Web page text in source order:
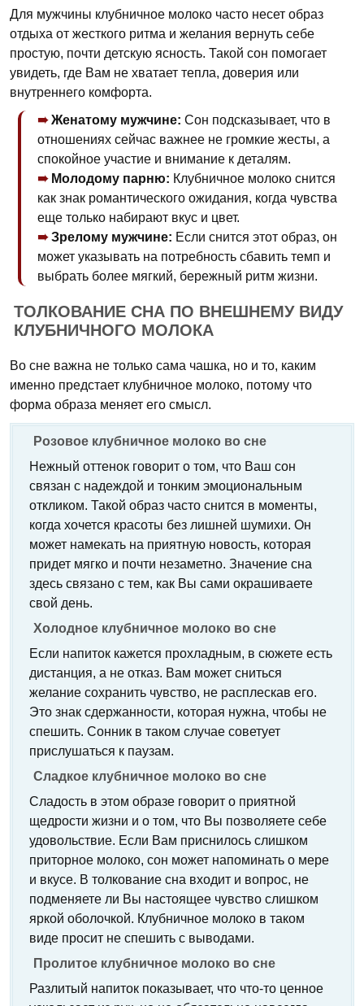
Для мужчины клубничное молоко часто несет образ
отдыха от жесткого ритма и желания вернуть себе
простую, почти детскую ясность. Такой сон помогает
увидеть, где Вам не хватает тепла, доверия или
внутреннего комфорта.
Женатому мужчине: Сон подсказывает, что в
отношениях сейчас важнее не громкие жесты, а
спокойное участие и внимание к деталям.
Молодому парню: Клубничное молоко снится
как знак романтического ожидания, когда чувства
еще только набирают вкус и цвет.
Зрелому мужчине: Если снится этот образ, он
может указывать на потребность сбавить темп и
выбрать более мягкий, бережный ритм жизни.
ТОЛКОВАНИЕ СНА ПО ВНЕШНЕМУ ВИДУ
КЛУБНИЧНОГО МОЛОКА
Во сне важна не только сама чашка, но и то, каким
именно предстает клубничное молоко, потому что
форма образа меняет его смысл.
Розовое клубничное молоко во сне
Нежный оттенок говорит о том, что Ваш сон
связан с надеждой и тонким эмоциональным
откликом. Такой образ часто снится в моменты,
когда хочется красоты без лишней шумихи. Он
может намекать на приятную новость, которая
придет мягко и почти незаметно. Значение сна
здесь связано с тем, как Вы сами окрашиваете
свой день.
Холодное клубничное молоко во сне
Если напиток кажется прохладным, в сюжете есть
дистанция, а не отказ. Вам может сниться
желание сохранить чувство, не расплескав его.
Это знак сдержанности, которая нужна, чтобы не
спешить. Сонник в таком случае советует
прислушаться к паузам.
Сладкое клубничное молоко во сне
Сладость в этом образе говорит о приятной
щедрости жизни и о том, что Вы позволяете себе
удовольствие. Если Вам приснилось слишком
приторное молоко, сон может напоминать о мере
и вкусе. В толкование сна входит и вопрос, не
подменяете ли Вы настоящее чувство слишком
яркой оболочкой. Клубничное молоко в таком
виде просит не спешить с выводами.
Пролитое клубничное молоко во сне
Разлитый напиток показывает, что что-то ценное